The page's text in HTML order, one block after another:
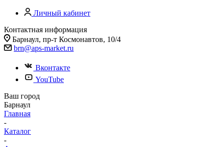
Личный кабинет
Контактная информация
Барнаул, пр-т Космонавтов, 10/4
brn@aps-market.ru
Вконтакте
YouTube
Ваш город
Барнаул
Главная
-
Каталог
-